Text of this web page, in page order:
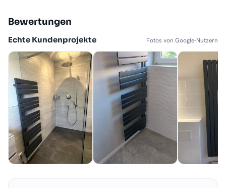
Bewertungen
Echte Kundenprojekte Fotos von Google-Nutzern